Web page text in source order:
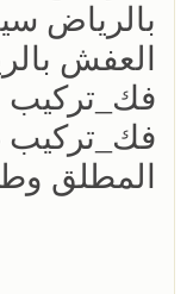
بالرياض
العفش
فك_تركيب
فك_تركيب
المطلق